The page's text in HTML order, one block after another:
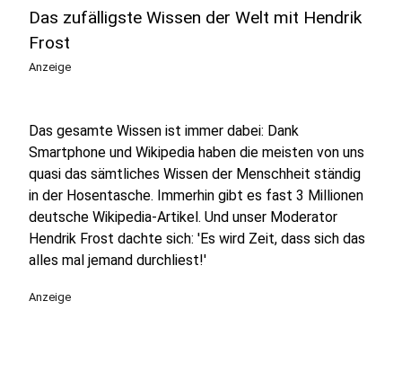
Das zufälligste Wissen der Welt mit Hendrik
Frost
Anzeige
Das gesamte Wissen ist immer dabei: Dank
Smartphone und Wikipedia haben die meisten von uns
quasi das sämtliches Wissen der Menschheit ständig
in der Hosentasche. Immerhin gibt es fast 3 Millionen
deutsche Wikipedia-Artikel. Und unser Moderator
Hendrik Frost dachte sich: 'Es wird Zeit, dass sich das
alles mal jemand durchliest!'
Anzeige